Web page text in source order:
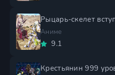
Аниме
9.1
Крестьянин 999